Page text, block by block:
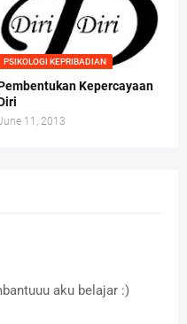
PSIKOLOGI KEPRIBADIAN
Kepercayaan
11, 2013
aku belajar :)